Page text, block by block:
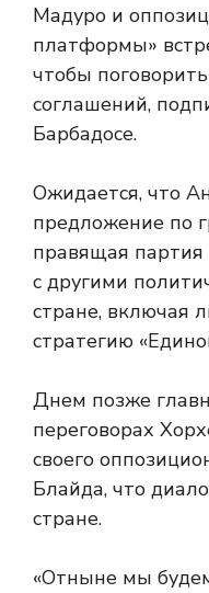
Мадуро и
платформы»
чтобы
соглашений,
Барбадосе.
Ожидается, что
предложение по
правящая
с другими
стране, включая
стратегию
Днем позже
переговорах
своего
Блайда, что
стране.
«Отныне мы